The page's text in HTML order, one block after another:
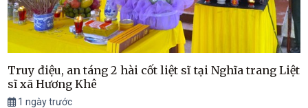
Truy điệu, an táng 2 hài cốt liệt sĩ tại Nghĩa trang Liệt
sĩ xã Hương Khê
1 ngày trước